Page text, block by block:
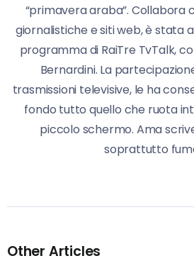
“primavera araba”. Collabora
giornalistiche e siti web, è stata
programma di RaiTre TvTalk,
Bernardini. La
trasmissioni televisive, le ha
fondo tutto quello che ruota
piccolo schermo. Ama
soprattutto
Other Articles